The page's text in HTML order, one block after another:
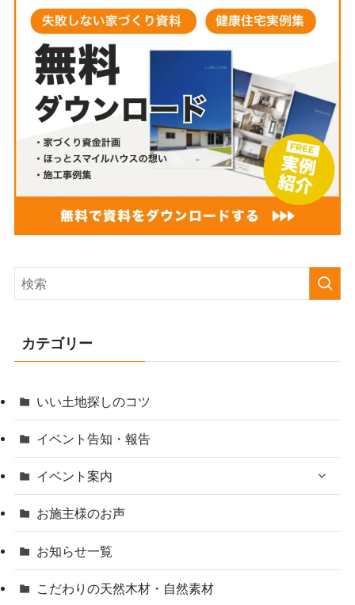
カテゴリー
いい土地探しのコツ
イベント告知・報告
イベント案内
お施主様のお声
お知らせ一覧
こだわりの天然木材・自然素材